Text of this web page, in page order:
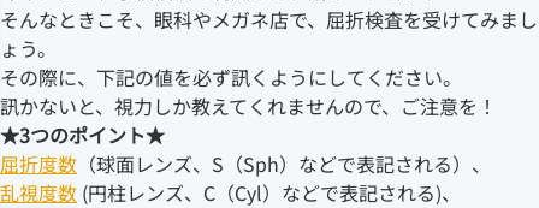
そんなときこそ、眼科やメガネ店で、屈折検査を受けてみまし
ょう。
その際に、下記の値を必ず訊くようにしてください。
訊かないと、視力しか教えてくれませんので、ご注意を！
★3つのポイント★
屈折度数 （球面レンズ、S（Sph）などで表記される）、
乱視度数 (円柱レンズ、C（Cyl）などで表記される)、